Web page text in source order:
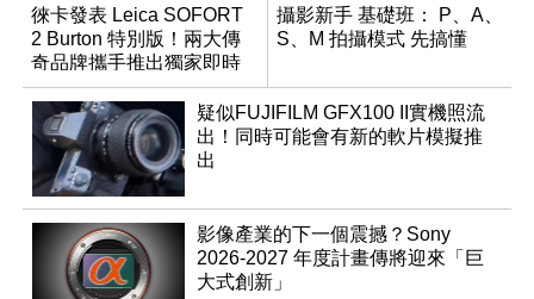
徠卡發表 Leica SOFORT
2 Burton 特別版！兩大傳
奇品牌攜手推出獨家即時
成像相機
攝影新手 基礎班： P、A、
S、M 拍攝模式 先搞懂
疑似FUJIFILM GFX100 II實機照流
出！同時可能會有新的軟片模擬推
出
影像產業的下一個震撼？Sony
2026-2027 年度計畫傳將迎來「巨
大式創新」